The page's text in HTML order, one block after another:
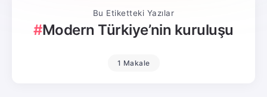
Bu Etiketteki Yazılar
Modern Türkiye’nin kuruluşu
1 Makale